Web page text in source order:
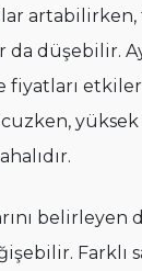
artabilirken,
düşebilir.
fiyatları
belirleyen
Farklı